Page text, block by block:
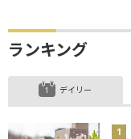
ランキング
デイリー